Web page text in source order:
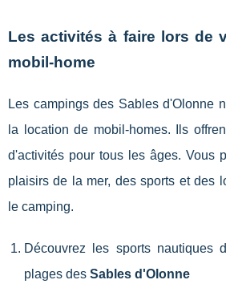
Les activités à faire lors de
mobil-home
Les campings des Sables d'Olonne
la location de mobil-homes. Ils
d'activités pour tous les âges. Vous
plaisirs de la mer, des sports et des
le camping.
Découvrez les sports nautiques
plages des Sables d'Olonne